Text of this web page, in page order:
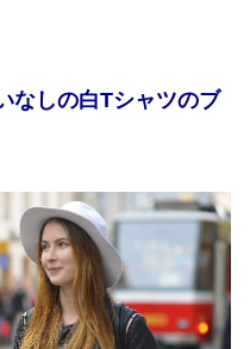
なしの白Tシャツのブ